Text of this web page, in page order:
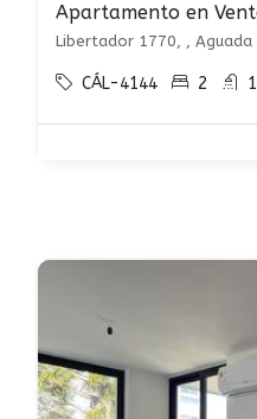
Libertador 1770, , Aguada
CÁL-4144 2 1